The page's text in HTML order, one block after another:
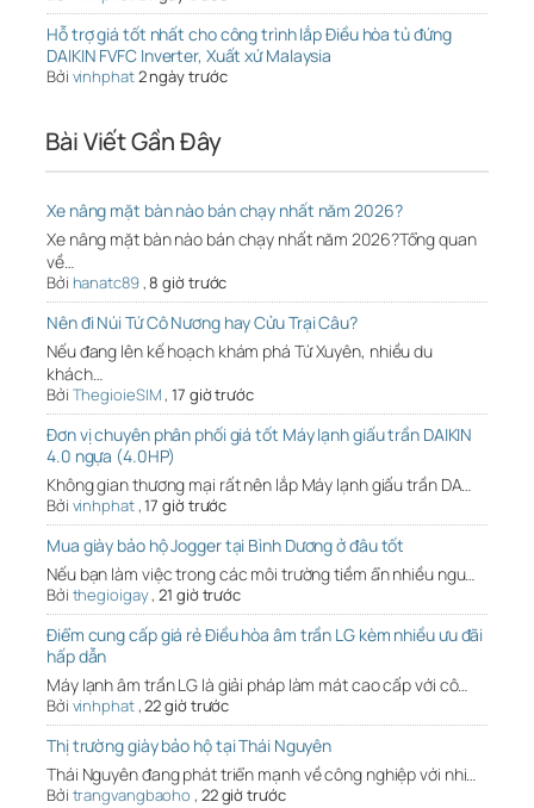
Hỗ trợ giá tốt nhất cho công trình lắp Điều hòa tủ đứng
DAIKIN FVFC Inverter, Xuất xứ Malaysia
Bởi vinhphat2 ngày trước
Bài Viết Gần Đây
Xe nâng mặt bàn nào bán chạy nhất năm 2026?
Xe nâng mặt bàn nào bán chạy nhất năm 2026?Tổng quan
về…
Bởi hanatc89,8 giờ trước
Nên đi Núi Tứ Cô Nương hay Cửu Trại Câu?
Nếu đang lên kế hoạch khám phá Tứ Xuyên, nhiều du
khách…
Bởi ThegioieSIM,17 giờ trước
Đơn vị chuyên phân phối giá tốt Máy lạnh giấu trần DAIKIN
4.0 ngựa (4.0HP)
Không gian thương mại rất nên lắp Máy lạnh giấu trần DA…
Bởi vinhphat,17 giờ trước
Mua giày bảo hộ Jogger tại Bình Dương ở đâu tốt
Nếu bạn làm việc trong các môi trường tiềm ẩn nhiều ngu…
Bởi thegioigay,21 giờ trước
Điểm cung cấp giá rẻ Điều hòa âm trần LG kèm nhiều ưu đãi
hấp dẫn
Máy lạnh âm trần LG là giải pháp làm mát cao cấp với cô…
Bởi vinhphat,22 giờ trước
Thị trường giày bảo hộ tại Thái Nguyên
Thái Nguyên đang phát triển mạnh về công nghiệp với nhi…
Bởi trangvangbaoho , 22 giờ trước